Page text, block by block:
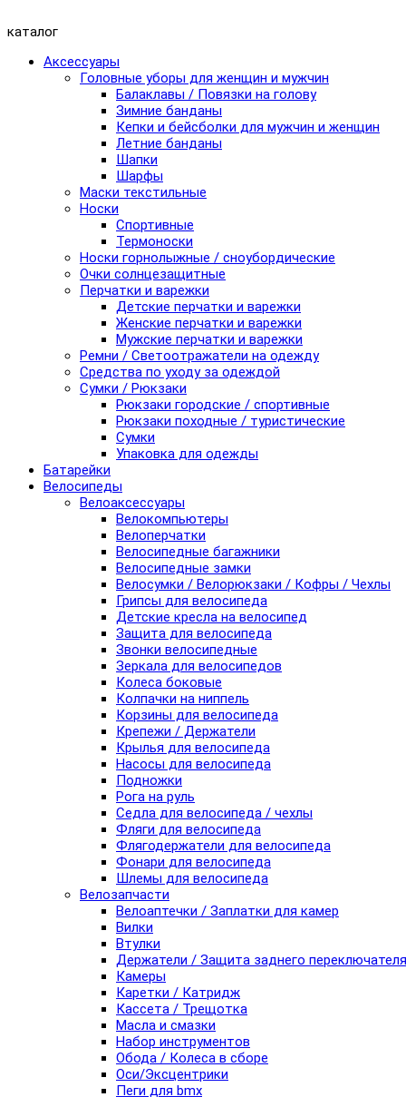
каталог
Аксессуары
Головные уборы для женщин и мужчин
Балаклавы / Повязки на голову
Зимние банданы
Кепки и бейсболки для мужчин и женщин
Летние банданы
Шапки
Шарфы
Маски текстильные
Носки
Спортивные
Термоноски
Носки горнолыжные / сноубордические
Очки солнцезащитные
Перчатки и варежки
Детские перчатки и варежки
Женские перчатки и варежки
Мужские перчатки и варежки
Ремни / Светоотражатели на одежду
Средства по уходу за одеждой
Сумки / Рюкзаки
Рюкзаки городские / спортивные
Рюкзаки походные / туристические
Сумки
Упаковка для одежды
Батарейки
Велосипеды
Велоаксессуары
Велокомпьютеры
Велоперчатки
Велосипедные багажники
Велосипедные замки
Велосумки / Велорюкзаки / Кофры / Чехлы
Грипсы для велосипеда
Детские кресла на велосипед
Защита для велосипеда
Звонки велосипедные
Зеркала для велосипедов
Колеса боковые
Колпачки на ниппель
Корзины для велосипеда
Крепежи / Держатели
Крылья для велосипеда
Насосы для велосипеда
Подножки
Рога на руль
Седла для велосипеда / чехлы
Фляги для велосипеда
Флягодержатели для велосипеда
Фонари для велосипеда
Шлемы для велосипеда
Велозапчасти
Велоаптечки / Заплатки для камер
Вилки
Втулки
Держатели / Защита заднего переключателя
Камеры
Каретки / Катридж
Кассета / Трещотка
Масла и смазки
Набор инструментов
Обода / Колеса в сборе
Оси/Эксцентрики
Пеги для bmx